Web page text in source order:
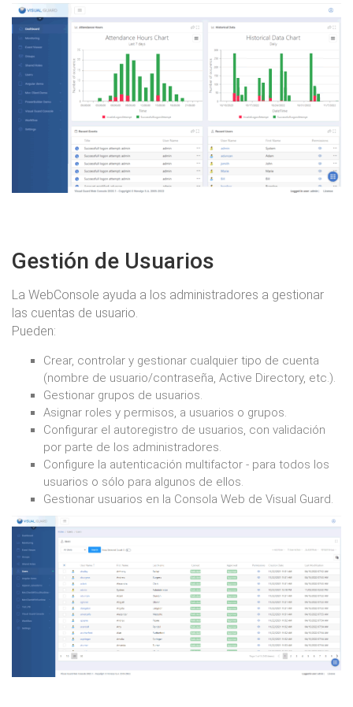
Gestión de Usuarios
La WebConsole ayuda a los administradores a gestionar
las cuentas de usuario.
Pueden:
Crear, controlar y gestionar cualquier tipo de cuenta
(nombre de usuario/contraseña, Active Directory, etc.).
Gestionar grupos de usuarios.
Asignar roles y permisos, a usuarios o grupos.
Configurar el autoregistro de usuarios, con validación
por parte de los administradores.
Configure la autenticación multifactor - para todos los
usuarios o sólo para algunos de ellos.
Gestionar usuarios en la Consola Web de Visual Guard.